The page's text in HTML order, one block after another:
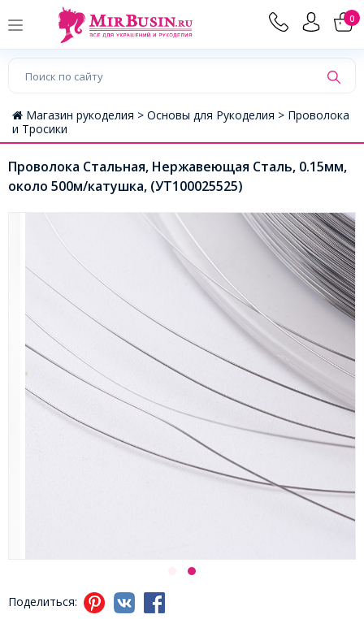
0
Магазин рукоделия > Основы для Рукоделия > Проволока
и Тросики
Проволока Стальная, Нержавеющая Сталь, 0.15мм,
около 500м/катушка, (УТ100025525)
Поделиться: